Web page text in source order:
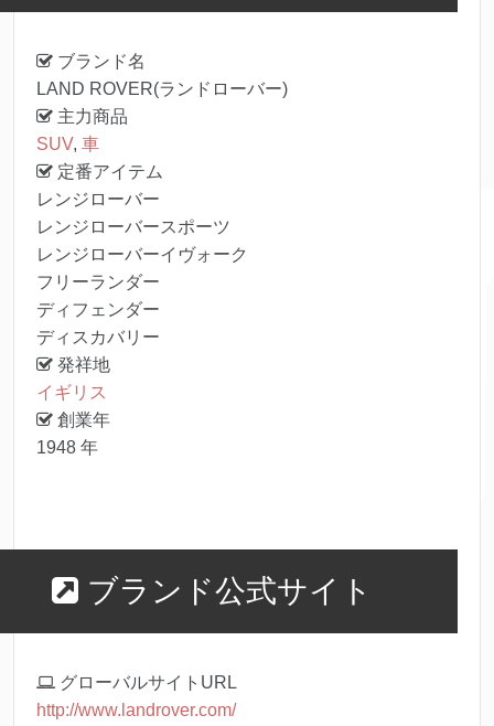
ブランド名
LAND ROVER(ランドローバー)
主力商品
SUV, 車
定番アイテム
レンジローバー
レンジローバースポーツ
レンジローバーイヴォーク
フリーランダー
ディフェンダー
ディスカバリー
発祥地
イギリス
創業年
1948 年
ブランド公式サイト
グローバルサイトURL
http://www.landrover.com/